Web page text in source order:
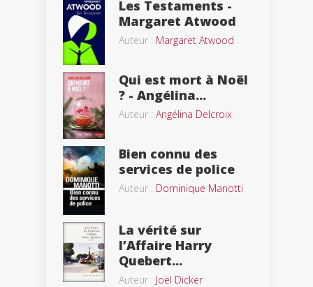
Les Testaments -
Margaret Atwood
Auteur : Margaret Atwood
Qui est mort à Noël
? - Angélina...
Auteur : Angélina Delcroix
Bien connu des
services de police
Auteur : Dominique Manotti
La vérité sur
l’Affaire Harry
Quebert...
Auteur : Joël Dicker